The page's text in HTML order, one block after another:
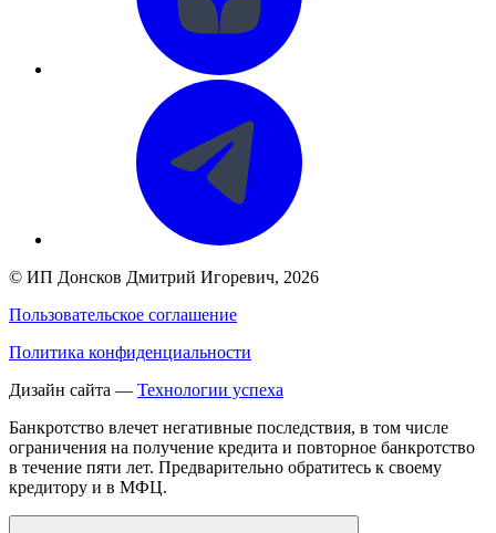
© ИП Донсков Дмитрий Игоревич, 2026
Пользовательское соглашение
Политика конфиденциальности
Дизайн сайта — Технологии успеха
Банкротство влечет негативные последствия, в том числе
ограничения на получение кредита и повторное банкротство
в течение пяти лет. Предварительно обратитесь к своему
кредитору и в МФЦ.